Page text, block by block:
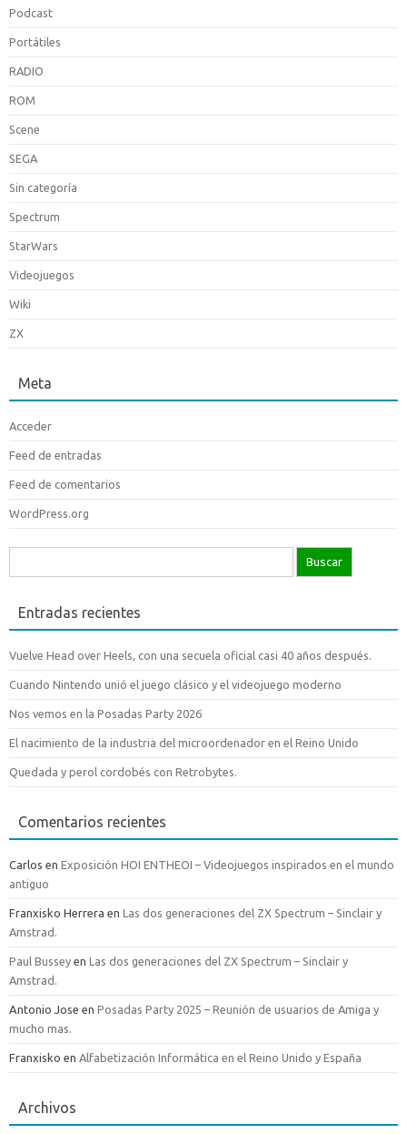
Podcast
Portátiles
RADIO
ROM
Scene
SEGA
Sin categoría
Spectrum
StarWars
Videojuegos
Wiki
ZX
Meta
Acceder
Feed de entradas
Feed de comentarios
WordPress.org
Entradas recientes
Vuelve Head over Heels, con una secuela oficial casi 40 años después.
Cuando Nintendo unió el juego clásico y el videojuego moderno
Nos vemos en la Posadas Party 2026
El nacimiento de la industria del microordenador en el Reino Unido
Quedada y perol cordobés con Retrobytes.
Comentarios recientes
Carlos en Exposición HOI ENTHEOI – Videojuegos inspirados en el mundo
antiguo
Franxisko Herrera en Las dos generaciones del ZX Spectrum – Sinclair y
Amstrad.
Paul Bussey en Las dos generaciones del ZX Spectrum – Sinclair y
Amstrad.
Antonio Jose en Posadas Party 2025 – Reunión de usuarios de Amiga y
mucho mas.
Franxisko en Alfabetización Informática en el Reino Unido y España
Archivos